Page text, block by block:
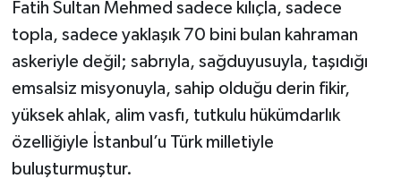
Fatih Sultan Mehmed sadece kılıçla, sadece
topla, sadece yaklaşık 70 bini bulan kahraman
askeriyle değil; sabrıyla, sağduyusuyla, taşıdığı
emsalsiz misyonuyla, sahip olduğu derin fikir,
yüksek ahlak, alim vasfı, tutkulu hükümdarlık
özelliğiyle İstanbul’u Türk milletiyle
buluşturmuştur.